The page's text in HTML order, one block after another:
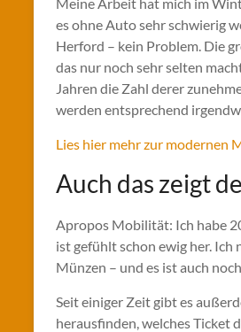
es ohne Auto sehr schwierig
Herford – kein Problem. Die
das nur noch sehr selten
Jahren die Zahl derer
werden entsprechend
Lies hier mehr zur modernen
Auch das zeigt
Apropos Mobilität: Ich habe
ist gefühlt schon ewig her. Ich
Münzen – und es ist auch
Seit einiger Zeit gibt es
herausfinden, welches Ticket